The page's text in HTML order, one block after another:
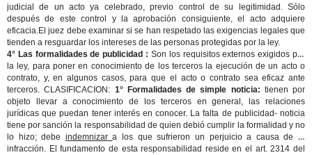
judicial de un acto ya celebrado, previo control de su legitimidad. Sólo
después de este control y la aprobación consiguiente, el acto adquiere
eficacia.El juez debe examinar si se han respetado las exigencias legales que
tienden a resguardar los intereses de las personas protegidas por la ley.
4° Las formalidades de publicidad : Son los requisitos externos exigidos por
la ley, para poner en conocimiento de los terceros la ejecución de un acto o
contrato, y, en algunos casos, para que el acto o contrato sea eficaz ante
terceros. CLASIFICACION: 1° Formalidades de simple noticia: tienen por
objeto llevar a conocimiento de los terceros en general, las relaciones
jurídicas que puedan tener interés en conocer. La falta de publicidad- noticia
tiene por sanción la responsabilidad de quien debió cumplir la formalidad y no
lo hizo; debe indemnizara los que sufrieron un perjuicio a causa de la
infracción. El fundamento de esta responsabilidad reside en el art. 2314 del